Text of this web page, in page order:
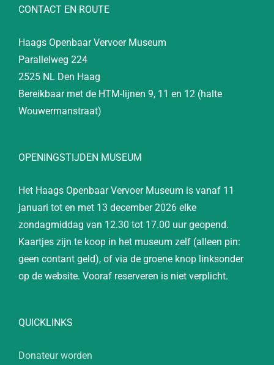
CONTACT EN ROUTE
Haags Openbaar Vervoer Museum
Parallelweg 224
2525 NL Den Haag
Bereikbaar met de HTM-lijnen 9, 11 en 12 (halte
Wouwermanstraat)
OPENINGSTIJDEN MUSEUM
Het Haags Openbaar Vervoer Museum is vanaf 11
januari tot en met 13 december 2026 elke
zondagmiddag van 12.30 tot 17.00 uur geopend.
Kaartjes zijn te koop in het museum zelf (alleen pin:
geen contant geld), of via de groene knop linksonder
op de website. Vooraf reserveren is niet verplicht.
QUICKLINKS
Donateur worden